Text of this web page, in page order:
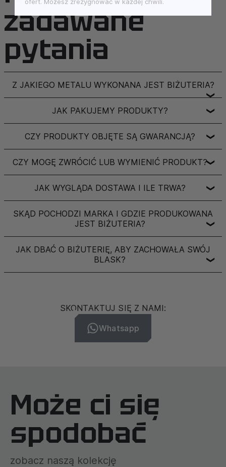
zadawane
pytania
Z JAKIEGO METALU WYKONANA JEST BIŻUTERIA?
❯
JAK PAKUJEMY PRODUKTY? ❯
CZY PRODUKTY OBJĘTE SĄ GWARANCJĄ? ❯
CZY MOGĘ ZWRÓCIĆ LUB WYMIENIĆ PRODUKT?❯
JAK WYGLĄDA DOSTAWA I ILE TRWA? ❯
SKĄD POCHODZI MARKA I GDZIE PRODUKOWANA
JEST BIŻUTERIA?
❯
JAK DBAĆ O BIŻUTERIĘ, ABY ZACHOWAŁA SWÓJ
BLASK?
❯
SKONTAKTUJ SIĘ Z NAMI:
Whatsapp
Może ci się
spodobać
zobacz naszą kolekcję